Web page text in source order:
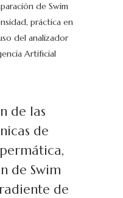
de Swim
práctica en
del analizador
Artificial
de las
de
de Swim
de